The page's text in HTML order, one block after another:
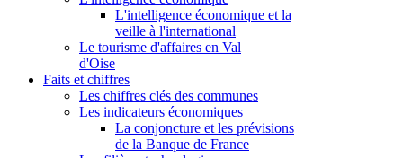
L'intelligence économique et la
veille à l'international
Le tourisme d'affaires en Val
d'Oise
Faits et chiffres
Les chiffres clés des communes
Les indicateurs économiques
La conjoncture et les prévisions
de la Banque de France